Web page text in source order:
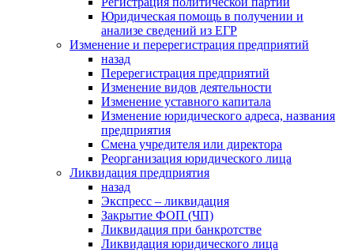
Юридическая помощь в получении и
анализе сведений из ЕГР
Изменение и перерегистрация предприятий
назад
Перерегистрация предприятий
Изменение видов деятельности
Изменение уставного капитала
Изменение юридического адреса, названия
предприятия
Смена учредителя или директора
Реорганизация юридического лица
Ликвидация предприятия
назад
Экспресс – ликвидация
Закрытие ФОП (ЧП)
Ликвидация при банкротстве
Ликвидация юридического лица